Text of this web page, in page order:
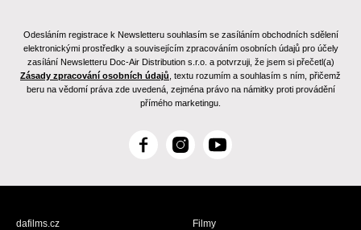
Odesláním registrace k Newsletteru souhlasím se zasíláním obchodních sdělení
elektronickými prostředky a souvisejícím zpracováním osobních údajů pro účely
zasílání Newsletteru Doc-Air Distribution s.r.o. a potvrzuji, že jsem si přečetl(a)
Zásady zpracování osobních údajů , textu rozumím a souhlasím s ním, přičemž
beru na vědomí práva zde uvedená, zejména právo na námitky proti provádění
přímého marketingu.
F
c
I
s
Y
u
dafilms.cz
Filmy